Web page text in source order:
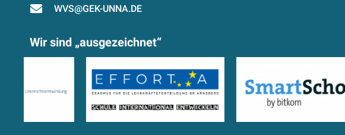
WVS@GEK-UNNA.DE
Wir sind „ausgezeichnet“